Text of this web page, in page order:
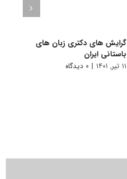
گرایش های دکتری زﺑﺎن ﻫﺎی
باستانی ایران
۱۱ تیر, ۱۴۰۱ | ۰ دیدگاه